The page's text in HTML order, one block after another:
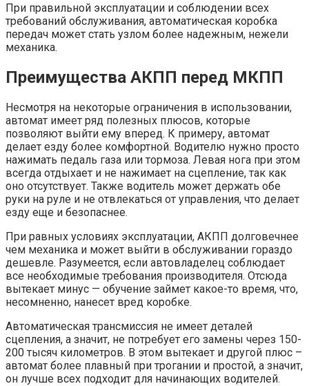
При правильной эксплуатации и соблюдении всех
требований обслуживания, автоматическая коробка
передач может стать узлом более надежным, нежели
механика.
Преимущества АКПП перед МКПП
Несмотря на некоторые ограничения в использовании,
автомат имеет ряд полезных плюсов, которые
позволяют выйти ему вперед. К примеру, автомат
делает езду более комфортной. Водителю нужно просто
нажимать педаль газа или тормоза. Левая нога при этом
всегда отдыхает и не нажимает на сцепление, так как
оно отсутствует. Также водитель может держать обе
руки на руле и не отвлекаться от управления, что делает
езду еще и безопаснее.
При равных условиях эксплуатации, АКПП долговечнее
чем механика и может выйти в обслуживании гораздо
дешевле. Разумеется, если автовладелец соблюдает
все необходимые требования производителя. Отсюда
вытекает минус — обучение займет какое-то время, что,
несомненно, нанесет вред коробке.
Автоматическая трансмиссия не имеет деталей
сцепления, а значит, не потребует его замены через 150-
200 тысяч километров. В этом вытекает и другой плюс –
автомат более плавный при трогании и простой, а значит,
он лучше всех подходит для начинающих водителей.